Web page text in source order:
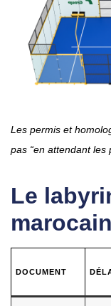
Les permis et
pas “en attendant les
Le
marocain
DOCUMENT